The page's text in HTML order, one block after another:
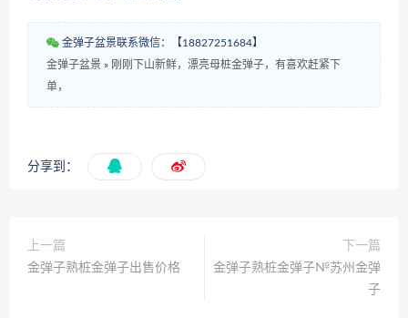
金弹子盆景联系微信：【18827251684】
金弹子盆景 » 刚刚下山新鲜，漂亮母桩金弹子，有喜欢赶紧下
单，
分享到：
上一篇
金弹子熟桩金弹子出售价格
下一篇
金弹子熟桩金弹子№苏州金弹
子